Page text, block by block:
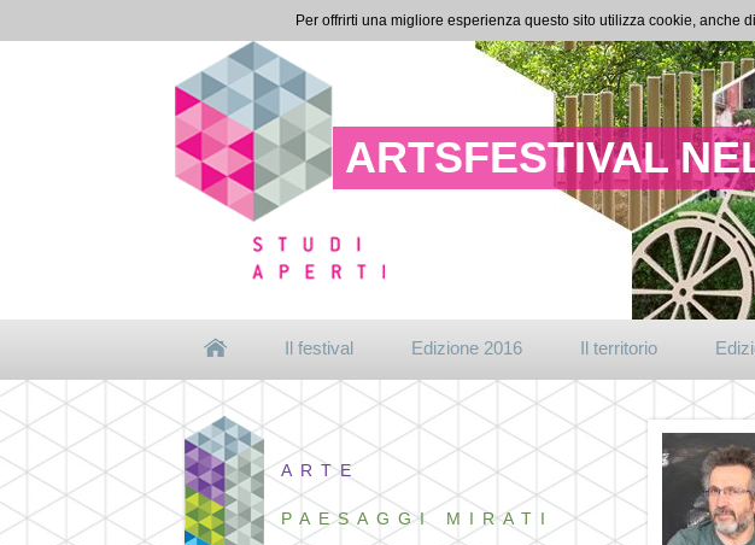
ARTSFESTIVAL
Il festival Edizione 2016 Il territorio
ARTE
PAESAGGI MIRATI
Per offrirti una migliore esperienza questo sito utilizza cookie, anche